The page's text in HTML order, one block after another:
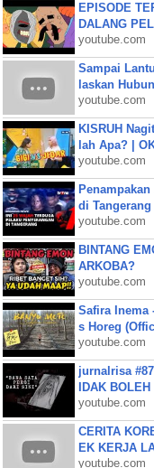
EPISODE
DALANG
youtube.com
Sampai
laskan
youtube.com
KISRUH
lah Apa? |
youtube.com
di
youtube.com
BINTANG
ARKOBA?
youtube.com
Safira Inema
s Horeg
youtube.com
jurnalrisa
IDAK
youtube.com
CERITA
EK KERJA
youtube.com